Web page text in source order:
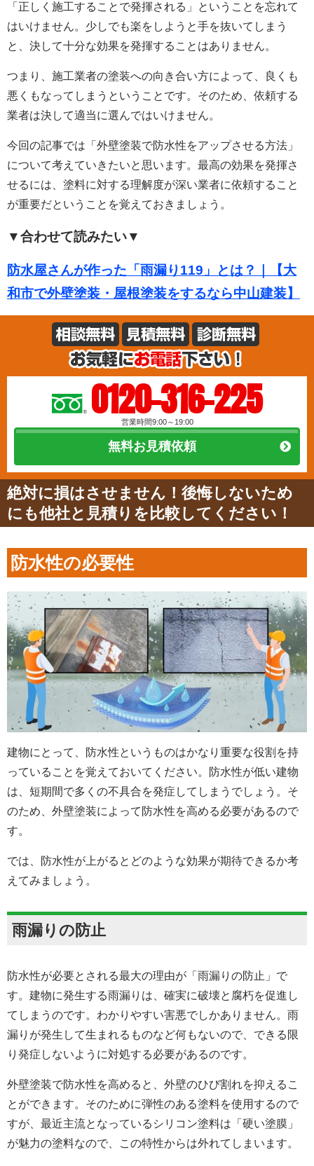
「正しく施工することで発揮される」ということを忘れて
はいけません。少しでも楽をしようと手を抜いてしまう
と、決して十分な効果を発揮することはありません。
つまり、施工業者の塗装への向き合い方によって、良くも
悪くもなってしまうということです。そのため、依頼する
業者は決して適当に選んではいけません。
今回の記事では「外壁塗装で防水性をアップさせる方法」
について考えていきたいと思います。最高の効果を発揮さ
せるには、塗料に対する理解度が深い業者に依頼すること
が重要だということを覚えておきましょう。
▼合わせて読みたい▼
防水屋さんが作った「雨漏り119」とは？｜【大
和市で外壁塗装・屋根塗装をするなら中山建装】
0120-316-225
営業時間9:00～19:00
無料お見積依頼
絶対に損はさせません！後悔しないため
にも他社と見積りを比較してください！
防水性の必要性
建物にとって、防水性というものはかなり重要な役割を持
っていることを覚えておいてください。防水性が低い建物
は、短期間で多くの不具合を発症してしまうでしょう。そ
のため、外壁塗装によって防水性を高める必要があるので
す。
では、防水性が上がるとどのような効果が期待できるか考
えてみましょう。
雨漏りの防止
防水性が必要とされる最大の理由が「雨漏りの防止」で
す。建物に発生する雨漏りは、確実に破壊と腐朽を促進し
てしまうのです。わかりやすい害悪でしかありません。雨
漏りが発生して生まれるものなど何もないので、できる限
り発症しないように対処する必要があるのです。
外壁塗装で防水性を高めると、外壁のひび割れを抑えるこ
とができます。そのために弾性のある塗料を使用するので
すが、最近主流となっているシリコン塗料は「硬い塗膜」
が魅力の塗料なので、この特性からは外れてしまいます。